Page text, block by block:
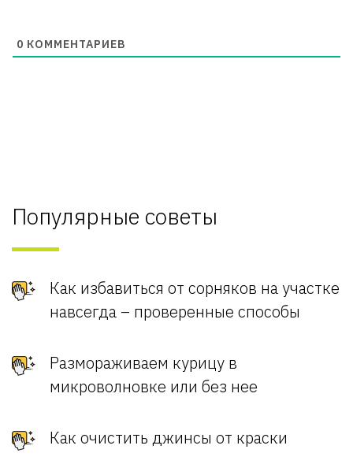
0 КОММЕНТАРИЕВ
Популярные советы
Как избавиться от сорняков на участке
навсегда – проверенные способы
Размораживаем курицу в
микроволновке или без нее
Как очистить джинсы от краски